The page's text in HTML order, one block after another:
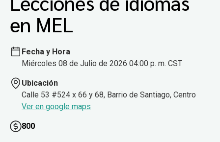
en MEL
Fecha y Hora
Miércoles 08 de Julio de 2026 04:00 p. m. CST
Ubicación
Calle 53 #524 x 66 y 68, Barrio de Santiago, Centro
Ver en google maps
800